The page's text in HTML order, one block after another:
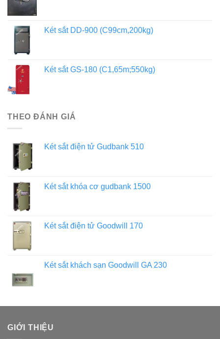
Két sắt DD-900 (C99cm,200kg)
Két sắt GS-180 (C1,65m;550kg)
THEO ĐÁNH GIÁ
Két sắt điện tử Gudbank 510
Két sắt khóa cơ gudbank 1500
Két sắt điện tử Goodwill 170
Két sắt khách sạn Goodwill GA 230
GIỚI THIỆU